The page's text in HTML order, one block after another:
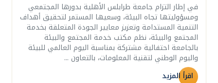
في إطار التزام جامعة طرابلس الأهلية بدورها المجتمعي
ومسؤوليتها تجاه البيئة، وسعيها المستمر لتحقيق أهداف
التنمية المستدامة وتعزيز معايير الجودة المتعلقة بخدمة
المجتمع والبيئة، نظم مكتب خدمة المجتمع والبيئة
بالجامعة احتفالية مشتركة بمناسبة اليوم العالمي للبيئة
واليوم الوطني لتقنية المعلومات، بالتعاون ...
اقرأ المزيد